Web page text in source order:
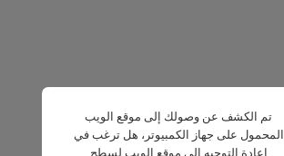
تم الكشف عن وصولك إلى موقع الويب
المحمول على جهاز الكمبيوتر، هل ترغب في
إعادة التوجيه إلى موقع الويب لسطح